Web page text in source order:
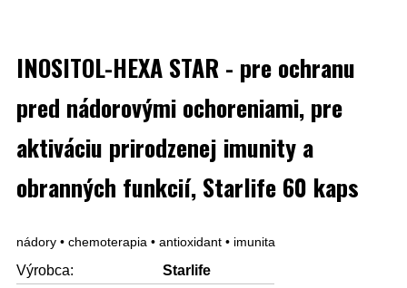
INOSITOL-HEXA STAR - pre ochranu
pred nádorovými ochoreniami, pre
aktiváciu prirodzenej imunity a
obranných funkcií, Starlife 60 kaps
nádory • chemoterapia • antioxidant • imunita
Výrobca:
Starlife